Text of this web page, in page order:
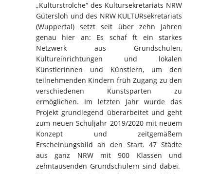
„Kulturstrolche“ des Kultursekretariats NRW
Gütersloh und des NRW KULTURsekretariats
(Wuppertal) setzt seit über zehn Jahren
genau hier an: Es schaf ft ein starkes
Netzwerk aus Grundschulen,
Kultureinrichtungen und lokalen
Künstlerinnen und Künstlern, um den
teilnehmenden Kindern früh Zugang zu den
verschiedenen Kunstsparten zu
ermöglichen. Im letzten Jahr wurde das
Projekt grundlegend überarbeitet und geht
zum neuen Schuljahr 2019/2020 mit neuem
Konzept und zeitgemäßem
Erscheinungsbild an den Start. 47 Städte
aus ganz NRW mit 900 Klassen und
zehntausenden Grundschülern sind dabei.